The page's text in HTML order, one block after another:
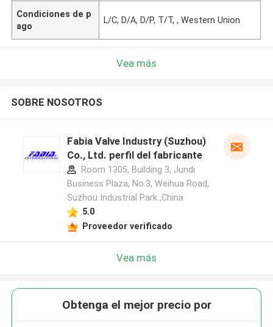
Condiciones de p
ago
L/C, D/A, D/P, T/T, , Western Union
Vea más
SOBRE NOSOTROS
Fabia Valve Industry (Suzhou)
Co., Ltd. perfil del fabricante
Room 1305, Building 3, Jundi
Business Plaza, No.3, Weihua Road,
Suzhou Industrial Park ,China
5.0
Proveedor verificado
Vea más
Obtenga el mejor precio por